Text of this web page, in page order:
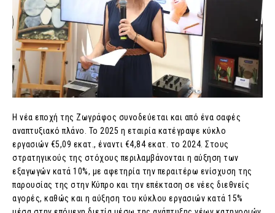
Η νέα εποχή της Ζωγράφος συνοδεύεται και από ένα σαφές
αναπτυξιακό πλάνο. Το 2025 η εταιρία κατέγραψε κύκλο
εργασιών €5,09 εκατ., έναντι €4,84 εκατ. το 2024. Στους
στρατηγικούς της στόχους περιλαμβάνονται η αύξηση των
εξαγωγών κατά 10%, με αφετηρία την περαιτέρω ενίσχυση της
παρουσίας της στην Κύπρο και την επέκταση σε νέες διεθνείς
αγορές, καθώς και η αύξηση του κύκλου εργασιών κατά 15%